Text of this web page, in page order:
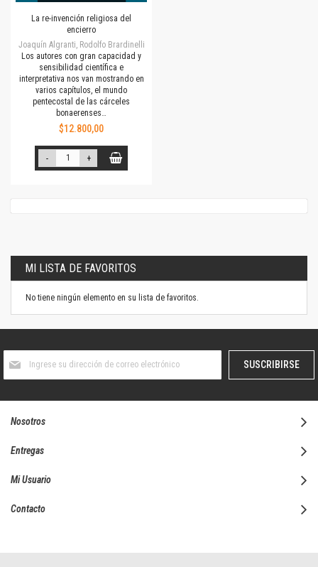
La re-invención religiosa del
encierro
Joaquín Algranti, Rodolfo Brardinelli
Los autores con gran capacidad y
sensibilidad científica e
interpretativa nos van mostrando en
varios capítulos, el mundo
pentecostal de las cárceles
bonaerenses…
$12.800,00
- +
MI LISTA DE FAVORITOS
No tiene ningún elemento en su lista de favoritos.
boletín
SUSCRIBIRSE
Nosotros
Entregas
Mi Usuario
Contacto